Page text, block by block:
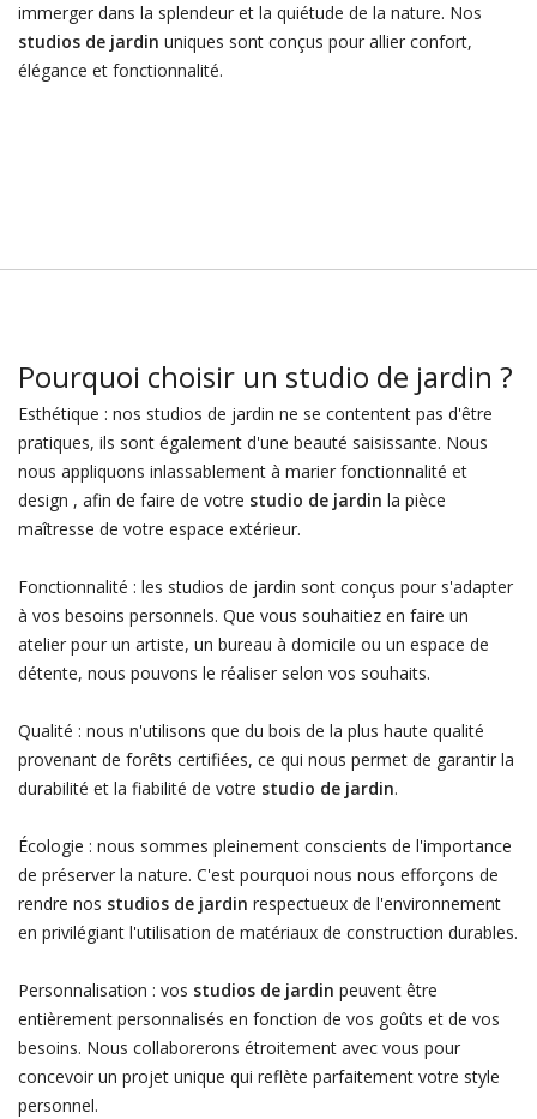
immerger dans la splendeur et la quiétude de la nature. Nos
studios de jardin uniques sont conçus pour allier confort,
élégance et fonctionnalité.
Pourquoi choisir un studio de jardin ?
Esthétique : nos studios de jardin ne se contentent pas d'être
pratiques, ils sont également d'une beauté saisissante. Nous
nous appliquons inlassablement à marier fonctionnalité et
design , afin de faire de votre studio de jardin la pièce
maîtresse de votre espace extérieur.
Fonctionnalité : les studios de jardin sont conçus pour s'adapter
à vos besoins personnels. Que vous souhaitiez en faire un
atelier pour un artiste, un bureau à domicile ou un espace de
détente, nous pouvons le réaliser selon vos souhaits.
Qualité : nous n'utilisons que du bois de la plus haute qualité
provenant de forêts certifiées, ce qui nous permet de garantir la
durabilité et la fiabilité de votre studio de jardin.
Écologie : nous sommes pleinement conscients de l'importance
de préserver la nature. C'est pourquoi nous nous efforçons de
rendre nos studios de jardin respectueux de l'environnement
en privilégiant l'utilisation de matériaux de construction durables.
Personnalisation : vos studios de jardin peuvent être
entièrement personnalisés en fonction de vos goûts et de vos
besoins. Nous collaborerons étroitement avec vous pour
concevoir un projet unique qui reflète parfaitement votre style
personnel.